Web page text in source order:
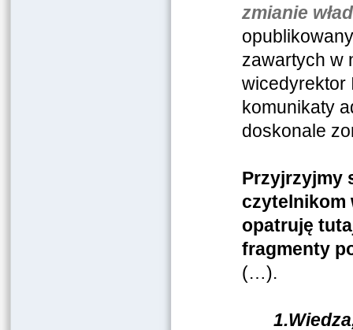
zmianie
zawartych w
wicedyrektor
komunikaty
doskonale
Przyjrzyjmy
czytelnikom
opatruję
fragmenty
(…).